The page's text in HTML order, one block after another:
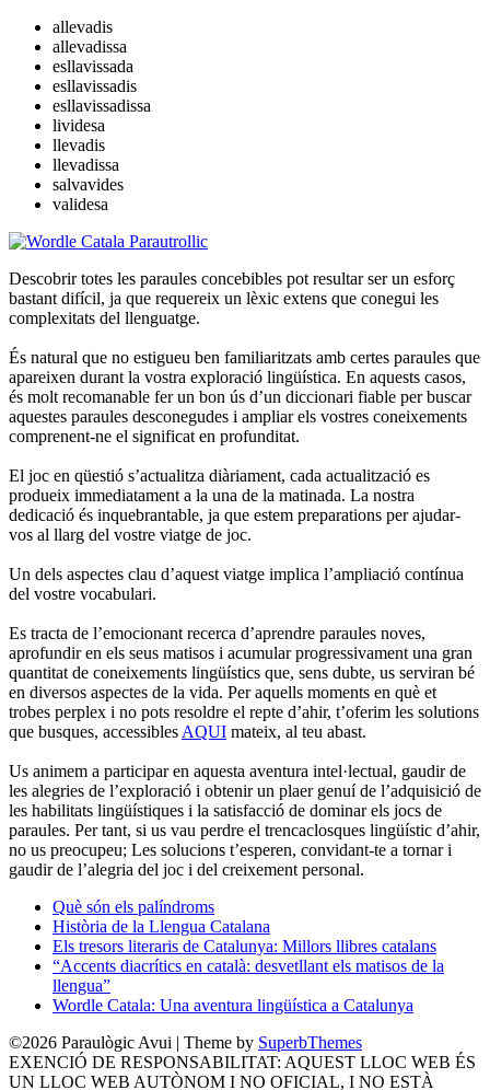
allevadis
allevadissa
esllavissada
esllavissadis
esllavissadissa
lividesa
llevadis
llevadissa
salvavides
validesa
Descobrir totes les paraules concebibles pot resultar ser un esforç
bastant difícil, ja que requereix un lèxic extens que conegui les
complexitats del llenguatge.
És natural que no estigueu ben familiaritzats amb certes paraules que
apareixen durant la vostra exploració lingüística. En aquests casos,
és molt recomanable fer un bon ús d’un diccionari fiable per buscar
aquestes paraules desconegudes i ampliar els vostres coneixements
comprenent-ne el significat en profunditat.
El joc en qüestió s’actualitza diàriament, cada actualització es
produeix immediatament a la una de la matinada. La nostra
dedicació és inquebrantable, ja que estem preparations per ajudar-
vos al llarg del vostre viatge de joc.
Un dels aspectes clau d’aquest viatge implica l’ampliació contínua
del vostre vocabulari.
Es tracta de l’emocionant recerca d’aprendre paraules noves,
aprofundir en els seus matisos i acumular progressivament una gran
quantitat de coneixements lingüístics que, sens dubte, us serviran bé
en diversos aspectes de la vida. Per aquells moments en què et
trobes perplex i no pots resoldre el repte d’ahir, t’oferim les solutions
que busques, accessibles AQUI mateix, al teu abast.
Us animem a participar en aquesta aventura intel·lectual, gaudir de
les alegries de l’exploració i obtenir un plaer genuí de l’adquisició de
les habilitats lingüístiques i la satisfacció de dominar els jocs de
paraules. Per tant, si us vau perdre el trencaclosques lingüístic d’ahir,
no us preocupeu; Les solucions t’esperen, convidant-te a tornar i
gaudir de l’alegria del joc i del creixement personal.
Què són els palíndroms
Història de la Llengua Catalana
Els tresors literaris de Catalunya: Millors llibres catalans
“Accents diacrítics en català: desvetllant els matisos de la
llengua”
Wordle Catala: Una aventura lingüística a Catalunya
©2026 Paraulògic Avui | Theme by SuperbThemes
EXENCIÓ DE RESPONSABILITAT: AQUEST LLOC WEB ÉS
UN LLOC WEB AUTÒNOM I NO OFICIAL, I NO ESTÀ